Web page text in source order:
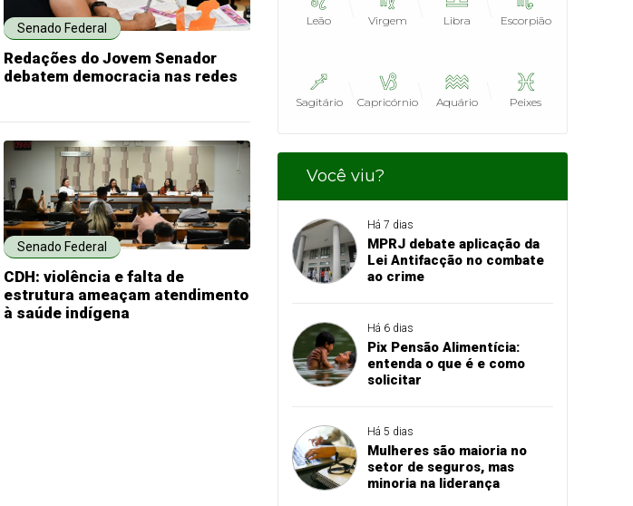
Senado Federal
Redações do Jovem Senador
debatem democracia nas redes
Senado Federal
CDH: violência e falta de
estrutura ameaçam atendimento
à saúde indígena
Leão Virgem Libra Escorpião
Sagitário Capricórnio Aquário Peixes
Você viu?
Há 7 dias
MPRJ debate aplicação da
Lei Antifacção no combate
ao crime
Há 6 dias
Pix Pensão Alimentícia:
entenda o que é e como
solicitar
Há 5 dias
Mulheres são maioria no
setor de seguros, mas
minoria na liderança